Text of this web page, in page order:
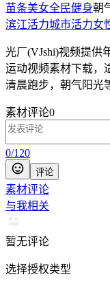
苗条美女全民健身朝
滨江活力城市活力女
光厂(VJshi)视频提供
运动视频素材下载，
清晨跑步，朝气阳光
素材评论0
0/120
评论
素材评论
与我相关
暂无评论
选择授权类型